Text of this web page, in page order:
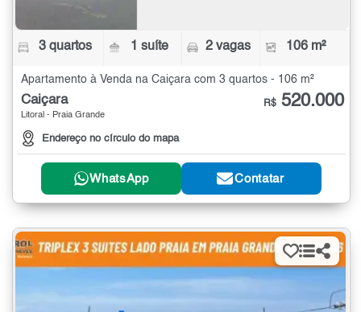
3 quartos 1 suíte 2 vagas 106 m²
Apartamento à Venda na Caiçara com 3 quartos - 106 m²
Caiçara
Litoral - Praia Grande
Endereço no círculo do mapa
R$ 520.000
WhatsApp Contatar